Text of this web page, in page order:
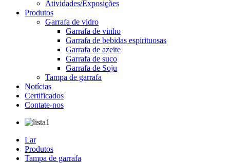
Atividades/Exposições
Produtos
Garrafa de vidro
Garrafa de vinho
Garrafa de bebidas espirituosas
Garrafa de azeite
Garrafa de suco
Garrafa de Soju
Tampa de garrafa
Notícias
Certificados
Contate-nos
Lar
Produtos
Tampa de garrafa